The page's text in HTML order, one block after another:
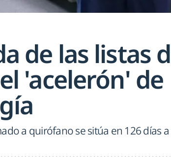
de las listas
'acelerón' de
a quirófano se sitúa en 126 días